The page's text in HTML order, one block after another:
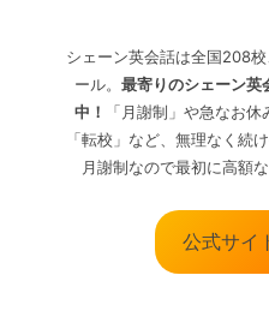
シェーン英会話は全国208
ール。 最寄りのシェーン英
中！
「月謝制」や急なお
「転校」など、無理なく続
月謝制なので最初に高額
公式サイ